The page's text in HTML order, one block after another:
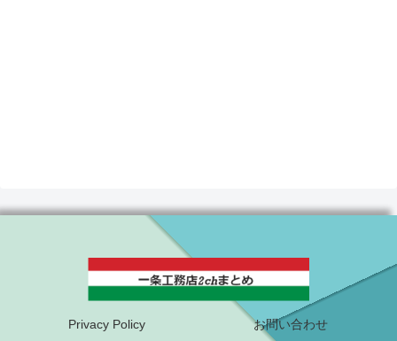
Privacy Policy
お問い合わせ